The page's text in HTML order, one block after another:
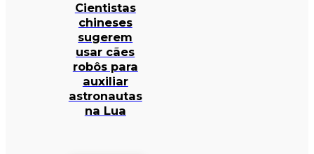
Cientistas
chineses
sugerem
usar cães
robôs para
auxiliar
astronautas
na Lua